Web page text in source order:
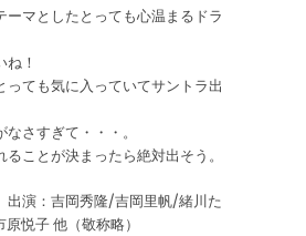
ーマとしたとっても心温まるドラ
！
っても気に入っていてサントラ出
さすぎて・・・。
ことが決まったら絶対出そう。
演：吉岡秀隆/吉岡里帆/緒川た
悦子 他（敬称略）